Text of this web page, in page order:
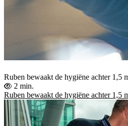
Ruben bewaakt de hygiëne achter 1,5
2 min.
Ruben bewaakt de hygiëne achter 1,5